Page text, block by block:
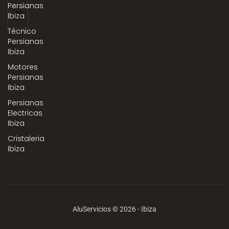
Persianas
Ibiza
Técnico
Persianas
Ibiza
Motores
Persianas
Ibiza
Persianas
Electricas
Ibiza
Cristaleria
Ibiza
AluServicios © 2026 - Ibiza